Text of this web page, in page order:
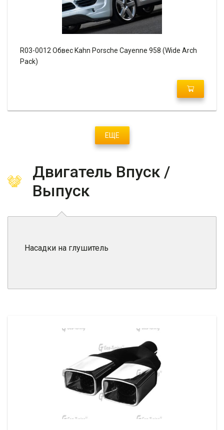
R03-0012 Обвес Kahn Porsche Cayenne 958 (Wide Arch
Pack)
ЕЩЕ
Двигатель Впуск /
Выпуск
Насадки на глушитель